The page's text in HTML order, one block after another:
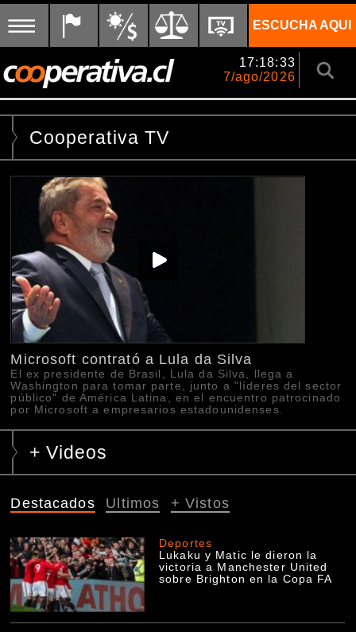
ESCUCHA AQUI
17:18:33
7/ago/2026
Cooperativa TV
Microsoft contrató a Lula da Silva
El ex presidente de Brasil, Lula da Silva, llega a
Washington para tomar parte, junto a "líderes del sector
público" de América Latina, en el encuentro patrocinado
por Microsoft a empresarios estadounidenses.
+ Videos
Destacados Ultimos + Vistos
Deportes
Lukaku y Matic le dieron la
victoria a Manchester United
sobre Brighton en la Copa FA